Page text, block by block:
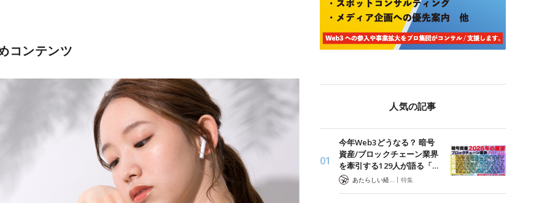
コンテンツ
人気の記事
今年Web3どうなる？ 暗号
資産/ブロックチェーン業界
を牽引する129人が語る「…
| 特集